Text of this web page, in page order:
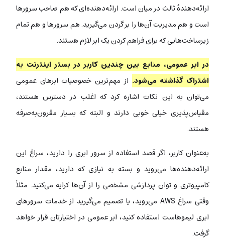
ارائه‌دهندۀ ثالث در میان است. ارائه‌دهنده‌ای که هم صاحب سرورها
است و هم مدیریت آن‌ها را بر گردن می‌گیرید. هم سرورها و هم تمام
زیرساخت‌هایی که برای فراهم کردن یک ابر لازم هستند.
در ابر عمومی، منابع بین چندین کاربر در بستر اینترنت به
اشتراک گذاشته می‌شود. از مهم‌ترین خصوصیات ابرهای عمومی
می‌توان به این نکات اشاره کرد که اغلب در دسترس هستند،
مقیاس‌پذیری خیلی خوبی دارند و البته که بسیار مقرون‌به‌صرفه
هستند.
به‌عنوان کاربر، اگر قصد استفاده از سرور ابری را دارید، سراغ این
ارائه‌دهنده‌ها می‌روید و بسته به نیازی که دارید، مقدار منابع
کامپیوتری و توان پردازشی مشخصی را از آن‌ها کرایه می‌کنید. مثلاً
وقتی سراغ AWS می‌روید، یا تصمیم می‌گیرید از خدمات سرورهای
ابری لیموهاست استفاده کنید، ابر عمومی در اختیارتان قرار خواهد
گرفت.